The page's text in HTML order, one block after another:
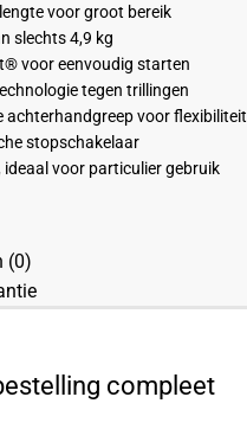
voor groot bereik
slechts 4,9 kg
voor eenvoudig starten
tegen trillingen
achterhandgreep voor flexibiliteit
stopschakelaar
ideaal voor particulier gebruik
(0)
compleet